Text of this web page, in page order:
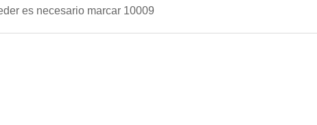
es necesario marcar 10009